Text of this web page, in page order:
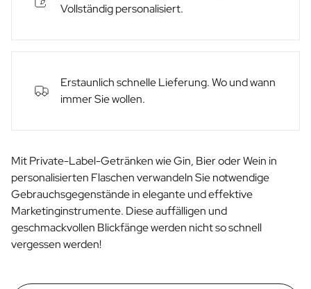
Vollständig personalisiert.
Erstaunlich schnelle Lieferung. Wo und wann
immer Sie wollen.
Mit Private-Label-Getränken wie Gin, Bier oder Wein in
personalisierten Flaschen verwandeln Sie notwendige
Gebrauchsgegenstände in elegante und effektive
Marketinginstrumente. Diese auffälligen und
geschmackvollen Blickfänge werden nicht so schnell
vergessen werden!